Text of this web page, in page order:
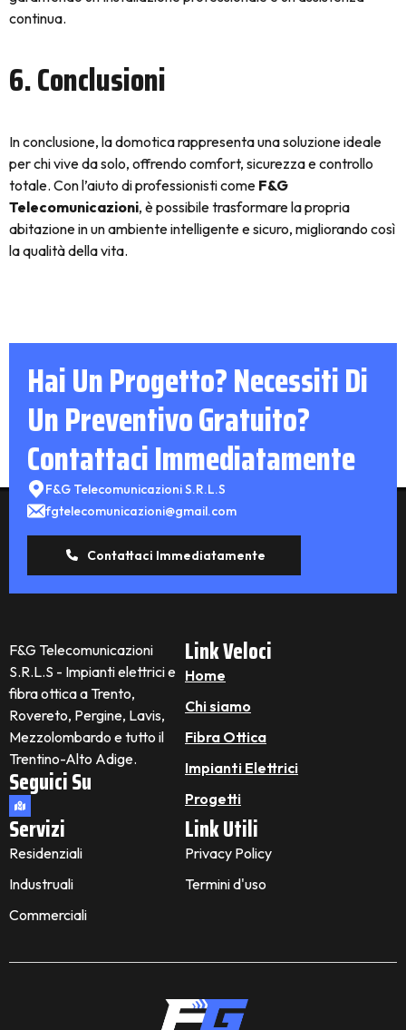
continua.
6. Conclusioni
In conclusione, la domotica rappresenta una soluzione ideale
per chi vive da solo, offrendo comfort, sicurezza e controllo
totale. Con l’aiuto di professionisti come F&G
Telecomunicazioni, è possibile trasformare la propria
abitazione in un ambiente intelligente e sicuro, migliorando così
la qualità della vita.
Hai Un Progetto? Necessiti Di
Un Preventivo Gratuito?
Contattaci Immediatamente
F&G Telecomunicazioni S.R.L.S
fgtelecomunicazioni@gmail.com
Contattaci Immediatamente
F&G Telecomunicazioni
S.R.L.S - Impianti elettrici e
fibra ottica a Trento,
Rovereto, Pergine, Lavis,
Mezzolombardo e tutto il
Trentino-Alto Adige.
Seguici Su
Link Veloci
Home
Chi siamo
Fibra Ottica
Impianti Elettrici
Progetti
Servizi
Residenziali
Industruali
Commerciali
Link Utili
Privacy Policy
Termini d'uso